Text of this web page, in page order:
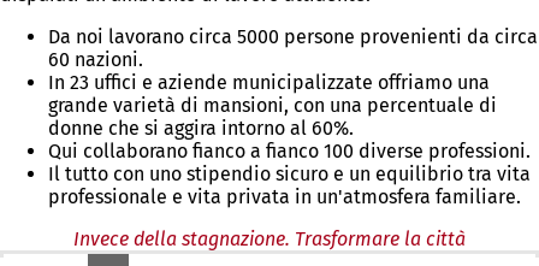
Da noi lavorano circa 5000 persone provenienti da circa
60 nazioni.
In 23 uffici e aziende municipalizzate offriamo una
grande varietà di mansioni, con una percentuale di
donne che si aggira intorno al 60%.
Qui collaborano fianco a fianco 100 diverse professioni.
Il tutto con uno stipendio sicuro e un equilibrio tra vita
professionale e vita privata in un'atmosfera familiare.
Invece della stagnazione. Trasformare la città